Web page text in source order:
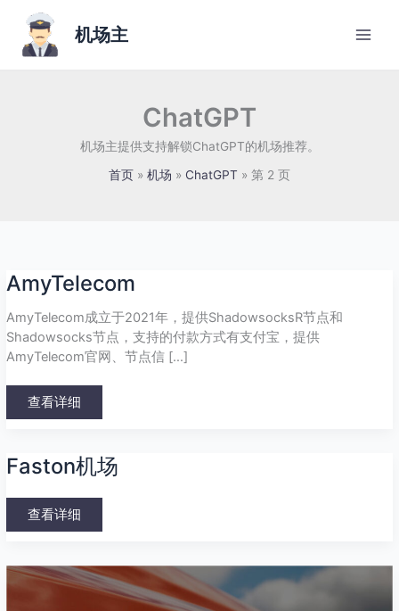
机场主
ChatGPT
机场主提供支持解锁ChatGPT的机场推荐。
首页
机场 ChatGPT 第 2 页
AmyTelecom
AmyTelecom成立于2021年，提供ShadowsocksR节点和
Shadowsocks节点，支持的付款方式有支付宝，提供
AmyTelecom官网、节点信 […]
AmyTelecom
查看详细
Faston机场
Faston
机
查看详细
速
云